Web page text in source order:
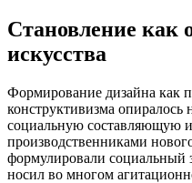
Становление как
искусства
Формирование дизайна как
конструктивизма
социальную составляющую и
производственниками
формулировали социальный
носил во многом